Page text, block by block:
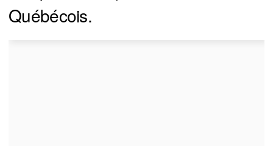
Québécois.